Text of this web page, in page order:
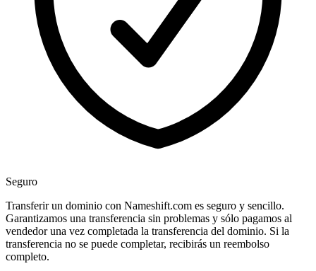
Seguro
Transferir un dominio con Nameshift.com es seguro y sencillo.
Garantizamos una transferencia sin problemas y sólo pagamos al
vendedor una vez completada la transferencia del dominio. Si la
transferencia no se puede completar, recibirás un reembolso
completo.